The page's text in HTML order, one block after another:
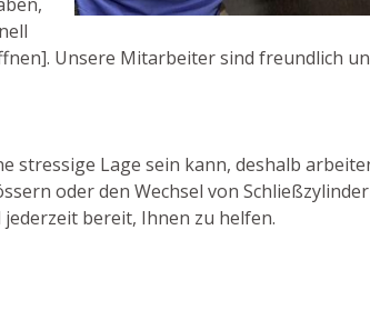
Unsere Mitarbeiter sind freundlich
stressige Lage sein kann, deshalb
oder den Wechsel von
bereit, Ihnen zu helfen.